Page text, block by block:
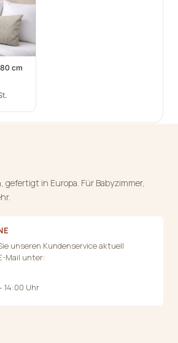
30 °C, nicht bleichen, nicht im
nicht chemisch reinigen, nicht
Union
Farben je nach Bildschirmdarstellung
Die Lieferung umfasst ausschließlich
cm
gefertigt in Europa. Für Babyzimmer,
unseren Kundenservice aktuell
Mail unter:
14:00 Uhr